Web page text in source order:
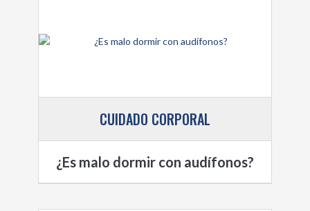
CUIDADO CORPORAL
¿Es malo dormir con audífonos?